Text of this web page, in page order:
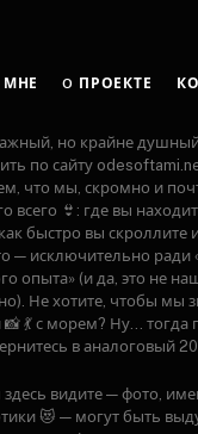
O ПРОЕКТЕ
но крайне
по сайту
что мы, скромно и
всего 👙: где вы
быстро вы скроллите
— исключительно ради
опыта» (и да, это не
Не хотите, чтобы мы
💃 с морем? Ну...
в аналоговый
здесь видите — фото,
😻 — могут быть